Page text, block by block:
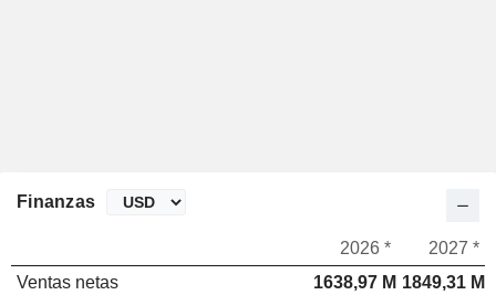
Finanzas
2026 *
2027 *
Ventas netas
1638,97 M 1849,31 M